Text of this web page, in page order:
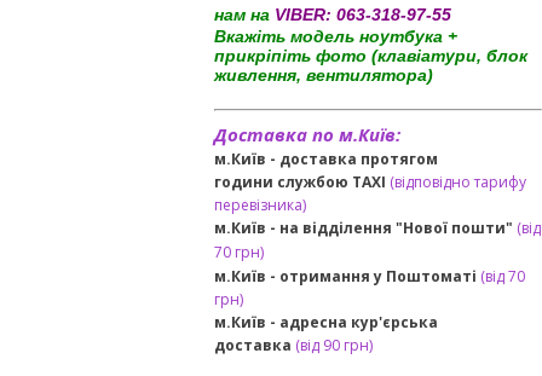
нам на VIBER: 063-318-97-55
Вкажіть модель ноутбука +
прикріпіть фото (клавіатури, блок
живлення, вентилятора)
Доставка по м.Київ:
м.Київ - доставка протягом
години службою TAXI (відповідно тарифу
перевізника)
м.Київ - на відділення "Нової пошти" (від
70 грн)
м.Київ - отримання у Поштоматі (від 70
грн)
м.Київ - адресна кур'єрська
доставка (від90 грн)